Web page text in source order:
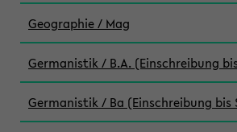
Geographie / Mag
Germanistik / B.A. (Einschreibung bis
Germanistik / Ba (Einschreibung bis